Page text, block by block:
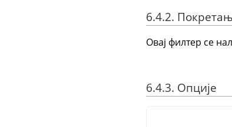
6.4.2.
Овај филтер се
6.4.3. Опције